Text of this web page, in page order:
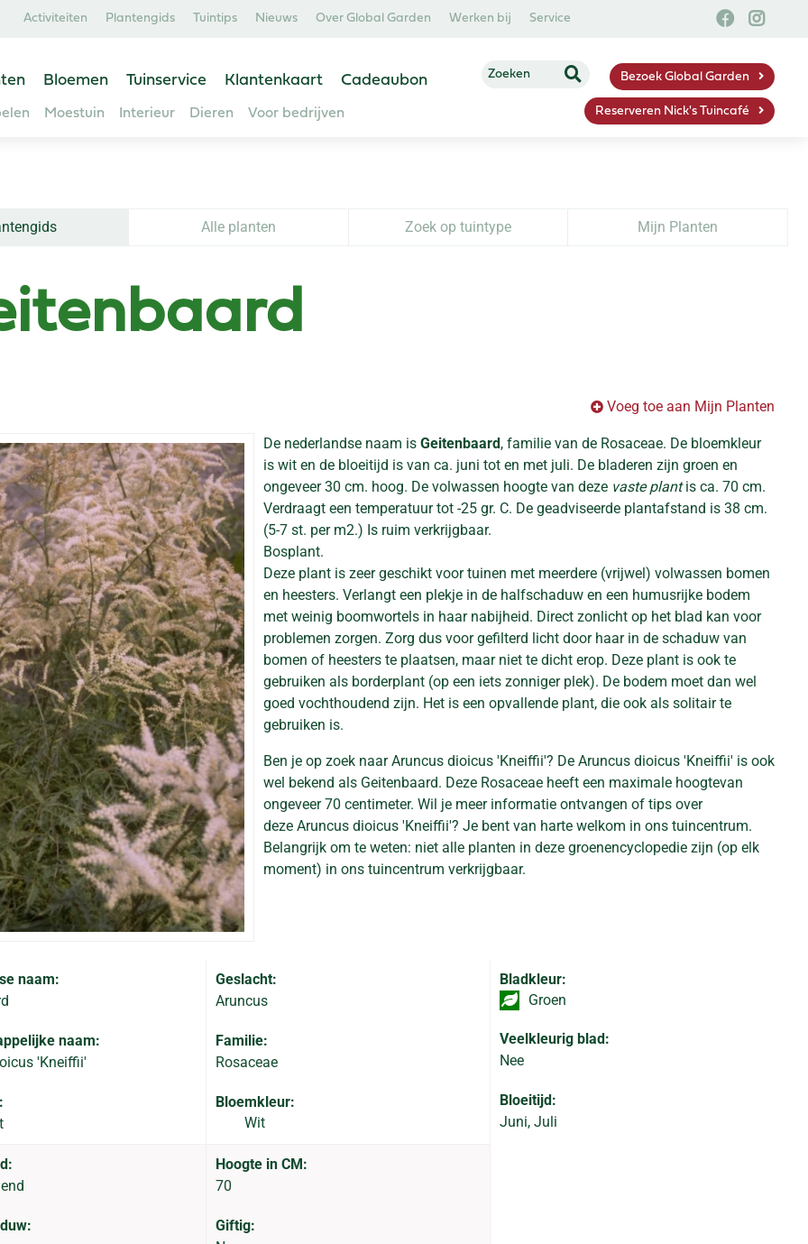
Activiteiten Plantengids Tuintips Nieuws Over Global Garden Werken bij Service
Bloemen Tuinservice Klantenkaart Cadeaubon
Moestuin Interieur Dieren Voor bedrijven
Bezoek Global Garden
Reserveren Nick's Tuincafé
Alle planten Zoek op tuintype Mijn Planten
Voeg toe aan Mijn Planten
De nederlandse naam is Geitenbaard, familie van de Rosaceae. De bloemkleur
is wit en de bloeitijd is van ca. juni tot en met juli. De bladeren zijn groen en
ongeveer 30 cm. hoog. De volwassen hoogte van deze vaste plantis ca. 70 cm.
Verdraagt een temperatuur tot -25 gr. C. De geadviseerde plantafstand is 38 cm.
(5-7 st. per m2.) Is ruim verkrijgbaar.
Bosplant.
Deze plant is zeer geschikt voor tuinen met meerdere (vrijwel) volwassen bomen
en heesters. Verlangt een plekje in de halfschaduw en een humusrijke bodem
met weinig boomwortels in haar nabijheid. Direct zonlicht op het blad kan voor
problemen zorgen. Zorg dus voor gefilterd licht door haar in de schaduw van
bomen of heesters te plaatsen, maar niet te dicht erop. Deze plant is ook te
gebruiken als borderplant (op een iets zonniger plek). De bodem moet dan wel
goed vochthoudend zijn. Het is een opvallende plant, die ook als solitair te
gebruiken is.
Ben je op zoek naar Aruncus dioicus 'Kneiffii'? De Aruncus dioicus 'Kneiffii' is ook
wel bekend als Geitenbaard. Deze Rosaceae heeft een maximale hoogtevan
ongeveer 70 centimeter. Wil je meer informatie ontvangen of tips over
deze Aruncus dioicus 'Kneiffii'? Je bent van harte welkom in ons tuincentrum.
Belangrijk om te weten: niet alle planten in deze groenencyclopedie zijn (op elk
moment) in ons tuincentrum verkrijgbaar.
naam:
naam:
'Kneiffii'
Geslacht:
Aruncus
Familie:
Rosaceae
Bloemkleur:
Wit
Bladkleur:
Groen
Veelkleurig blad:
Nee
Bloeitijd:
Juni, Juli
Hoogte in CM:
70
Giftig: